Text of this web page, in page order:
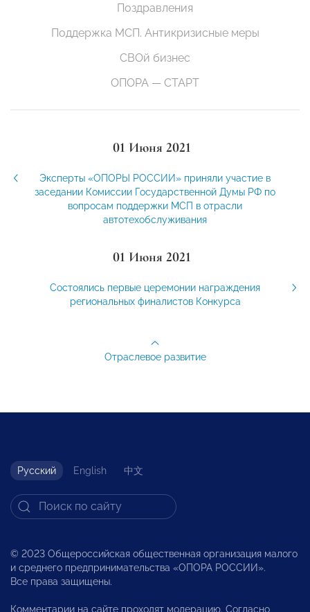
Поздравления
Поддержка МСП. Антикризисные меры
СВОй бизнес
ОПОРА — СТАРТ
01 Июня 2021
Эксперты «ОПОРЫ РОССИИ» приняли участие в
заседании Комиссии Государственной Думы РФ по
вопросам поддержки МСП в отрасли
автотехобслуживания
01 Июня 2021
Состоялись первые церемонии награждения
региональных финалистов Конкурса
Отраслевое развитие
Русский English 中文
© 2023 Общероссийская общественная организация малого
и среднего предпринимательства «ОПОРА РОССИИ».
Все права защищены.
Комментарии на сайте проходят модерацию. Согласно